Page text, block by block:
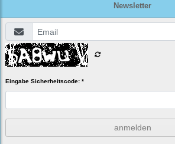
Newsletter
Eingabe Sicherheitscode: *
anmelden